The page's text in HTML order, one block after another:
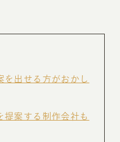
を出せる方がおかし
提案する制作会社も